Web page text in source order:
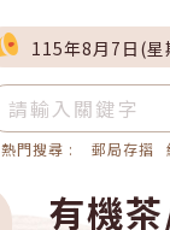
115年8月7日(
熱門搜尋 : 郵局存摺
有機